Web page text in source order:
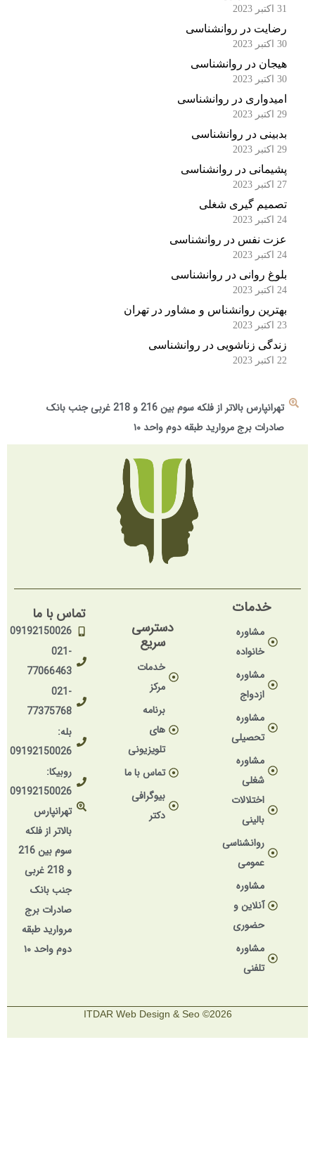
رضایت در روانشناسی
هیجان در روانشناسی
امیدواری در روانشناسی
بدبینی در روانشناسی
پشیمانی در روانشناسی
تصمیم گیری شغلی
عزت نفس در روانشناسی
بلوغ روانی در روانشناسی
بهترین روانشناس و مشاور در تهران
زندگی زناشویی در روانشناسی
تهرانپارس بالاتر از فلکه سوم بین 216 و 218 غربی جنب بانک
صادرات برج مروارید طبقه دوم واحد ۱۰
خدمات
مشاوره
خانواده
مشاوره
ازدواج
مشاوره
تحصیلی
مشاوره
شغلی
اختلالات
بالینی
روانشناسی
عمومی
مشاوره
آنلاین و
حضوری
مشاوره
تلفنی
دسترسی
سریع
خدمات
مرکز
های
تلویزیونی
تماس با ما
بیوگرافی
دکتر
تماس با ما
09192150026
77066463
77375768
09192150026
روبیکا:
09192150026
تهرانپارس
بالاتر از فلکه
سوم بین 216
و 218 غربی
جنب بانک
صادرات برج
مروارید طبقه
دوم واحد ۱۰